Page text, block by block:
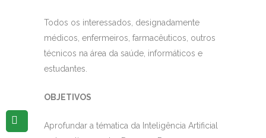
Todos os interessados, designadamente
médicos, enfermeiros, farmacêuticos, outros
técnicos na área da saúde, informáticos e
estudantes.
OBJETIVOS
Aprofundar a tématica da Inteligência Artificial